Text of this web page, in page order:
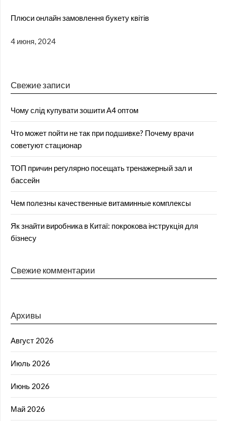
Плюси онлайн замовлення букету квітів
4 июня, 2024
Свежие записи
Чому слід купувати зошити А4 оптом
Что может пойти не так при подшивке? Почему врачи
советуют стационар
ТОП причин регулярно посещать тренажерный зал и
бассейн
Чем полезны качественные витаминные комплексы
Як знайти виробника в Китаї: покрокова інструкція для
бізнесу
Свежие комментарии
Архивы
Август 2026
Июль 2026
Июнь 2026
Май 2026